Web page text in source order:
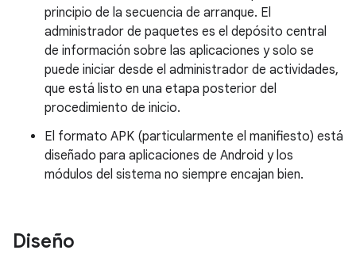
principio de la secuencia de arranque. El
administrador de paquetes es el depósito central
de información sobre las aplicaciones y solo se
puede iniciar desde el administrador de actividades,
que está listo en una etapa posterior del
procedimiento de inicio.
El formato APK (particularmente el manifiesto) está
diseñado para aplicaciones de Android y los
módulos del sistema no siempre encajan bien.
Diseño